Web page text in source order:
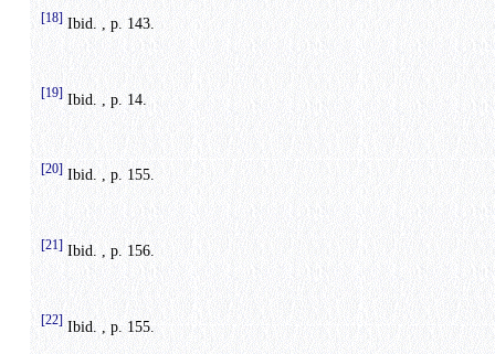
[18]Ibid. , p. 143.
[19] Ibid. , p. 14.
[20] Ibid. , p. 155.
[21]Ibid. , p. 156.
[22] Ibid. , p. 155.